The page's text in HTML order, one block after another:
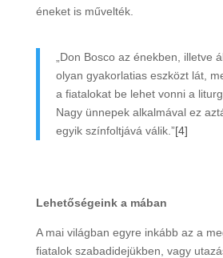
éneket is művelték.
„Don Bosco az énekben, illetve
olyan gyakorlatias eszközt lát,
a fiatalokat be lehet vonni a
Nagy ünnepek alkalmával ez
egyik színfoltjává válik.”[4]
Lehetőségeink a mában
A mai világban egyre inkább az a
fiatalok szabadidejükben, vagy